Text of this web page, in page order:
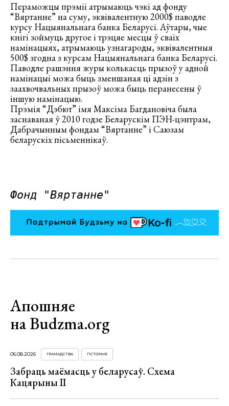
Пераможцы прэміі атрымаюць чэкі ад фонду
“Вяртанне” на суму, эквівалентную 2000$ паводле
курсу Нацыянальнага банка Беларусі. Аўтары, чые
кнігі зоймуць другое і трэцяе месцы ў сваіх
намінацыях, атрымаюць узнагароды, эквівалентныя
500$ згодна з курсам Нацыянальнага банка Беларусі.
Паводле рашэння журы колькасць прызоў у адной
намінацыі можа быць зменшаная ці адзін з
заахвочвальных прызоў можа быць перанесены ў
іншую намінацыю.
Прэмія “Дэбют” імя Максіма Багдановіча была
заснаваная ў 2010 годзе Беларускім ПЭН-цэнтрам,
Дабрачынным фондам “Вяртанне” і Саюзам
беларускіх пісьменнікаў.
Фонд "Вяртанне"
Апошняе
на Budzma.org
06.08.2026 ГРАМАДСТВА ГІСТОРЫЯ
Забраць маёмасць у беларусаў. Схема
Кацярыны ІІ